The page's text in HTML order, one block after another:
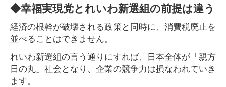
◆幸福実現党とれいわ新選組の前提は違う
経済の根幹が破壊される政策と同時に、消費税廃止を
並べることはできません。
れいわ新選組の言う通りにすれば、日本全体が「親方
日の丸」社会となり、企業の競争力は損なわれていき
ます。